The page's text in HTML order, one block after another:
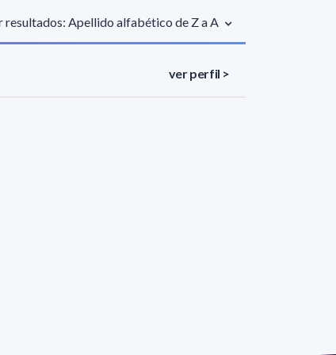
resultados: Apellido alfabético de Z a A
ver perfil >